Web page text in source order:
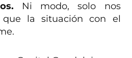
Ni modo, solo nos
la situación con el